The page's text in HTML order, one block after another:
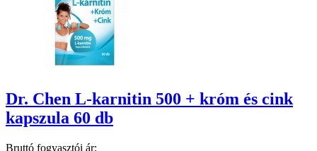
Dr. Chen L-karnitin 500 + króm és cink
kapszula 60 db
Bruttó fogyasztói ár: